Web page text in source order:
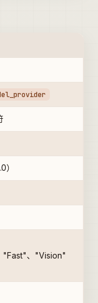
）
"Fast"、"Vision"